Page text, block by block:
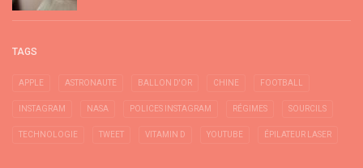
TAGS
APPLE ASTRONAUTE BALLON D'OR CHINE FOOTBALL
INSTAGRAM NASA POLICES INSTAGRAM RÉGIMES SOURCILS
TECHNOLOGIE TWEET VITAMIN D YOUTUBE ÉPILATEUR LASER